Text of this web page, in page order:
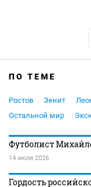
ПО ТЕМЕ
Ростов Зенит
Остальной мир
Футболист
14 июля 2026
Гордость